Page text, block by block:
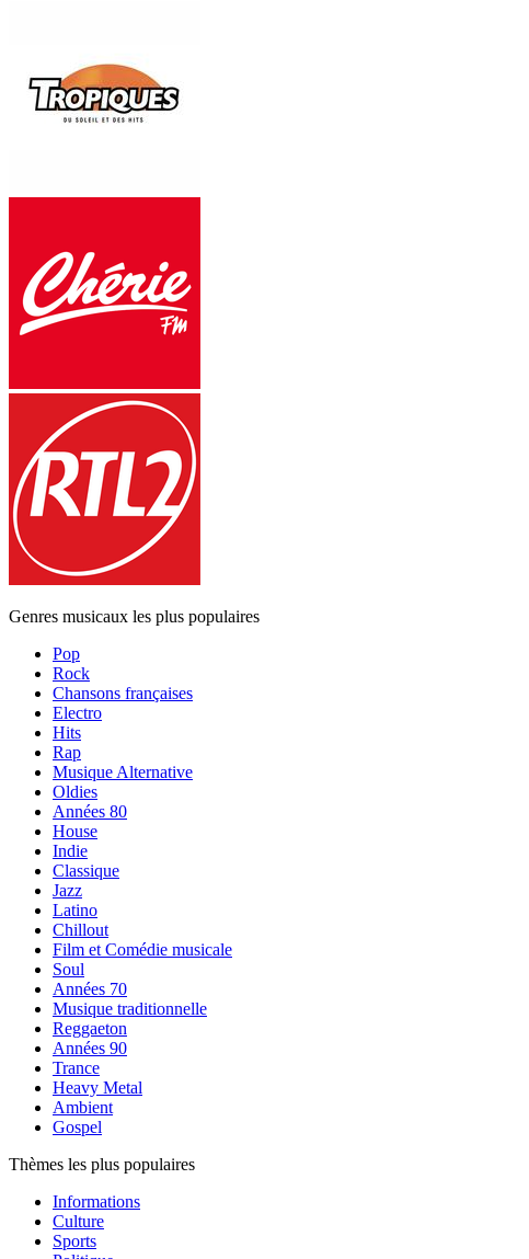
Genres musicaux les plus populaires
Pop
Rock
Chansons françaises
Electro
Hits
Rap
Musique Alternative
Oldies
Années 80
House
Indie
Classique
Jazz
Latino
Chillout
Film et Comédie musicale
Soul
Années 70
Musique traditionnelle
Reggaeton
Années 90
Trance
Heavy Metal
Ambient
Gospel
Thèmes les plus populaires
Informations
Culture
Sports